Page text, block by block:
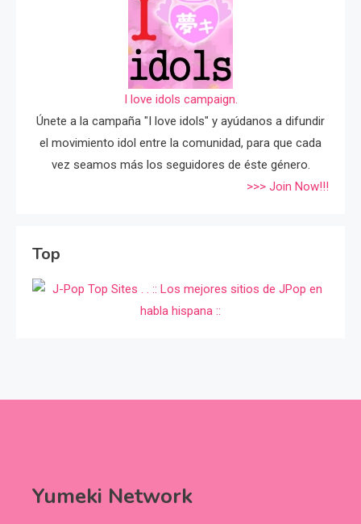
I love idols campaign.
Únete a la campaña "I love idols" y ayúdanos a difundir
el movimiento idol entre la comunidad, para que cada
vez seamos más los seguidores de éste género.
>>> Join Now!!!
Top
Yumeki Network